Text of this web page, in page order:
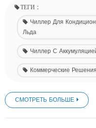
ТЕГИ :
Чиллер Для
Льда
Чиллер С
Коммерческие
СМОТРЕТЬ БОЛЬШЕ